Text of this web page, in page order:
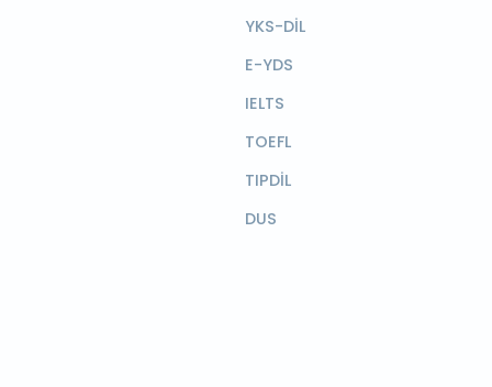
YKS-DİL
E-YDS
IELTS
TOEFL
TIPDİL
DUS